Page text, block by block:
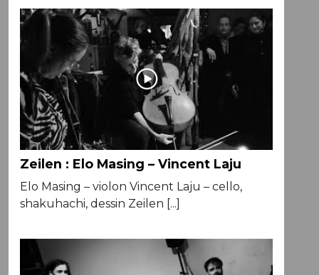
Zeilen : Elo Masing – Vincent Laju
Elo Masing – violon Vincent Laju – cello,
shakuhachi, dessin Zeilen [...]